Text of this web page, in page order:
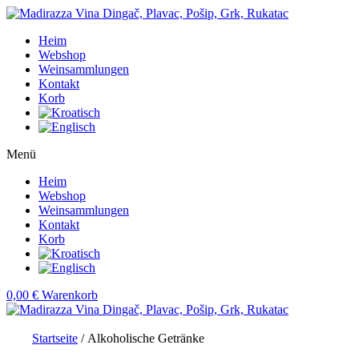
Heim
Webshop
Weinsammlungen
Kontakt
Korb
Menü
Heim
Webshop
Weinsammlungen
Kontakt
Korb
0,00 € Warenkorb
Startseite / Alkoholische Getränke